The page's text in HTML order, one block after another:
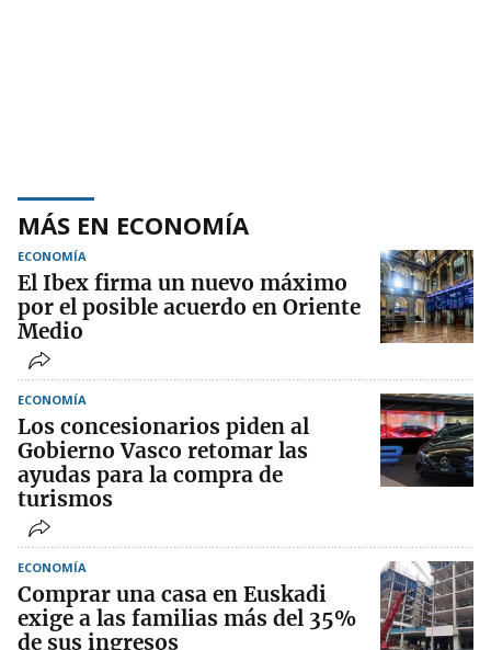
MÁS EN ECONOMÍA
ECONOMÍA
El Ibex firma un nuevo máximo
por el posible acuerdo en Oriente
Medio
ECONOMÍA
Los concesionarios piden al
Gobierno Vasco retomar las
ayudas para la compra de
turismos
ECONOMÍA
Comprar una casa en Euskadi
exige a las familias más del 35%
de sus ingresos